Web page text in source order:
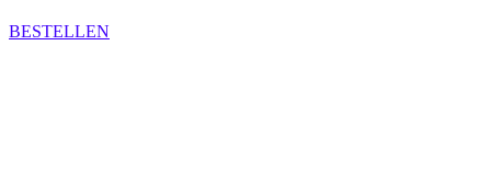
BESTELLEN